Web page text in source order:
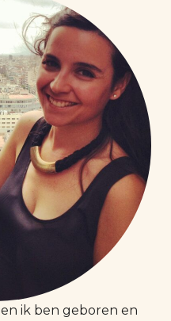
en ik ben geboren en